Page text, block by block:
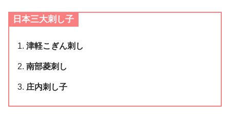
日本三大刺し子
津軽こぎん刺し
南部菱刺し
庄内刺し子